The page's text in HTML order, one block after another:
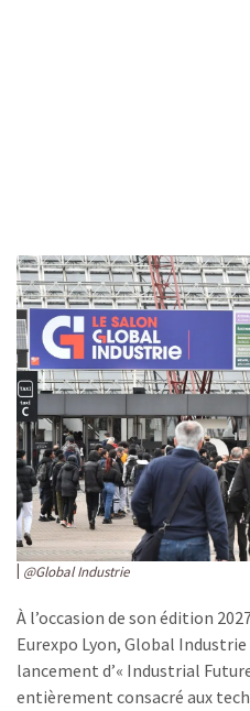
@Global Industrie
À l’occasion de son édition
Eurexpo Lyon, Global
lancement d’« Industrial
entièrement consacré aux